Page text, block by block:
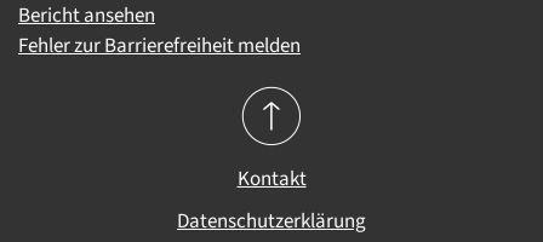
Bericht ansehen
Fehler zur Barrierefreiheit melden
Kontakt
Datenschutzerklärung